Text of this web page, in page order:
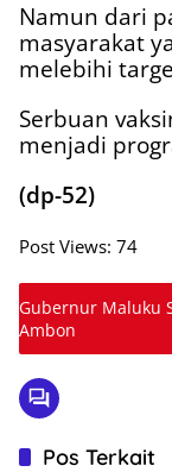
Namun dari
masyarakat
melebihi
Serbuan
menjadi
(dp-52)
Post Views: 74
Gubernur Maluku
Ambon
Pos Terkait